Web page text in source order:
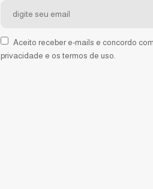
Aceito receber e-mails e concordo
privacidade e os termos de uso.